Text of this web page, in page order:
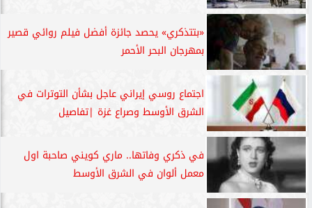
«بتتذكري» يحصد جائزة أفضل فيلم روائي قصير
بمهرجان البحر الأحمر
اجتماع روسي إيراني عاجل بشأن التوترات في
الشرق الأوسط وصراع غزة |تفاصيل
في ذكري وفاتها.. ماري كويني صاحبة اول
معمل ألوان في الشرق الأوسط